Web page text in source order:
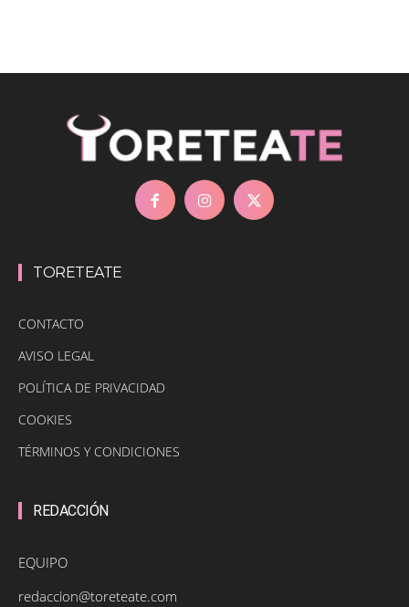
TORETEATE
CONTACTO
AVISO LEGAL
POLÍTICA DE PRIVACIDAD
COOKIES
TÉRMINOS Y CONDICIONES
REDACCIÓN
EQUIPO
redaccion@toreteate.com